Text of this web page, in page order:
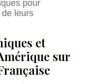
pour
leurs
et
sur